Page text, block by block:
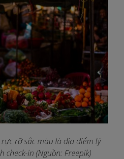
rỡ sắc màu là địa điểm lý
check-in (Nguồn: Freepik)